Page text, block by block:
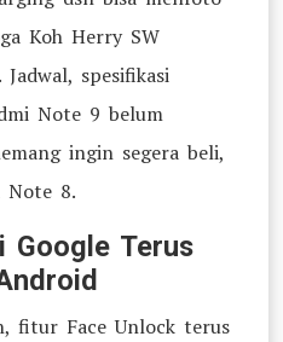
Koh Herry SW
spesifikasi
Note 9 belum
ingin segera beli,
Note 8.
Google Terus
fitur Face Unlock terus